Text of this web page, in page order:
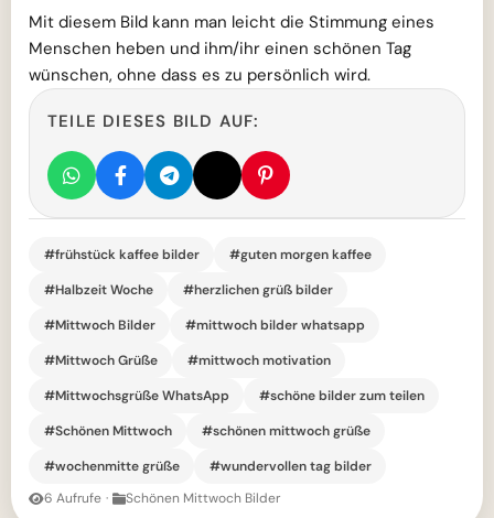
Mit diesem Bild kann man leicht die Stimmung eines
Menschen heben und ihm/ihr einen schönen Tag
wünschen, ohne dass es zu persönlich wird.
TEILE DIESES BILD AUF:
#frühstück kaffee bilder
#guten morgen kaffee
#Halbzeit Woche
#herzlichen grüß bilder
#Mittwoch Bilder
#mittwoch bilder whatsapp
#Mittwoch Grüße
#mittwoch motivation
#Mittwochsgrüße WhatsApp
#schöne bilder zum teilen
#Schönen Mittwoch
#schönen mittwoch grüße
#wochenmitte grüße
#wundervollen tag bilder
6 Aufrufe · Schönen Mittwoch Bilder